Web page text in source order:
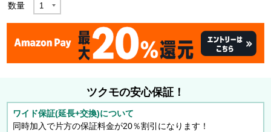
数量
ツクモの安心保証！
ワイド保証(延長+交換)について
同時加入で片方の保証料金が20％割引になります！